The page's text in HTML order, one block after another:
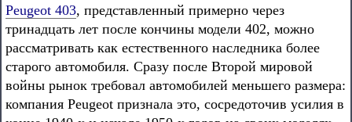
Peugeot 403, представленный примерно через
тринадцать лет после кончины модели 402, можно
рассматривать как естественного наследника более
старого автомобиля. Сразу после Второй мировой
войны рынок требовал автомобилей меньшего размера:
компания Peugeot признала это, сосредоточив усилия в